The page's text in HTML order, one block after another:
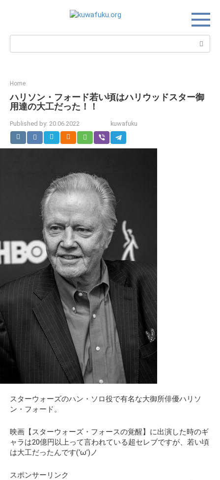
Search:
Home
ハリソン・フォード若い頃はハリウッドスター御
用達の大工だった！！
Published by: 20.06.2022 kuwafuku
スターウォーズのハン・ソロ役で有名な大御所俳優ハリソ
ン・フォード。
映画【スターウォーズ・フォースの覚醒】に出演した時のギ
ャラは20億円以上って言われている超セレブですが、若い頃
は大工だったんです(‘ω’)ノ
スポンサーリンク